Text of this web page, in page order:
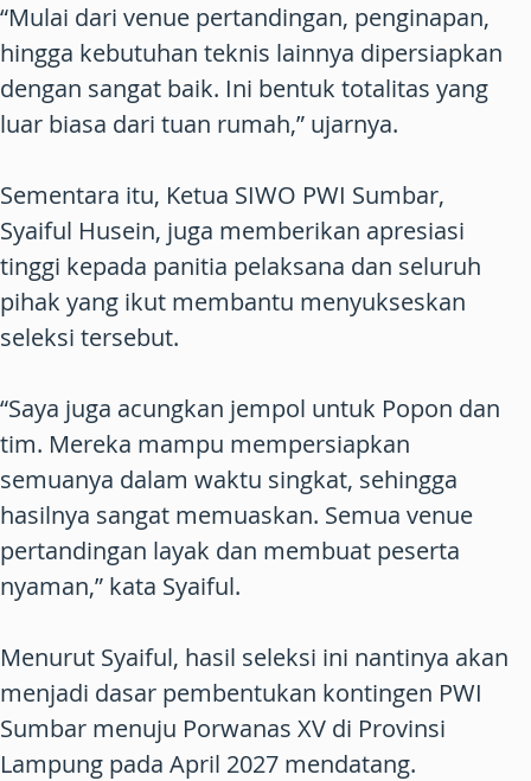
“Mulai dari venue pertandingan, penginapan,
hingga kebutuhan teknis lainnya dipersiapkan
dengan sangat baik. Ini bentuk totalitas yang
luar biasa dari tuan rumah,” ujarnya.
Sementara itu, Ketua SIWO PWI Sumbar,
Syaiful Husein, juga memberikan apresiasi
tinggi kepada panitia pelaksana dan seluruh
pihak yang ikut membantu menyukseskan
seleksi tersebut.
“Saya juga acungkan jempol untuk Popon dan
tim. Mereka mampu mempersiapkan
semuanya dalam waktu singkat, sehingga
hasilnya sangat memuaskan. Semua venue
pertandingan layak dan membuat peserta
nyaman,” kata Syaiful.
Menurut Syaiful, hasil seleksi ini nantinya akan
menjadi dasar pembentukan kontingen PWI
Sumbar menuju Porwanas XV di Provinsi
Lampung pada April 2027 mendatang.